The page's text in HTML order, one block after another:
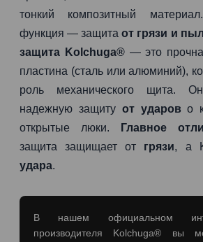
тонкий композитный
функция — защитаот грязи и
защита Kolchuga®— это
пластина (сталь или алюминий),
роль механического щита.
надежную защиту от ударов о
открытые люки.
Главное
защита защищает от грязи, а
удара.
В нашем официальном
производителя Kolchuga® вы